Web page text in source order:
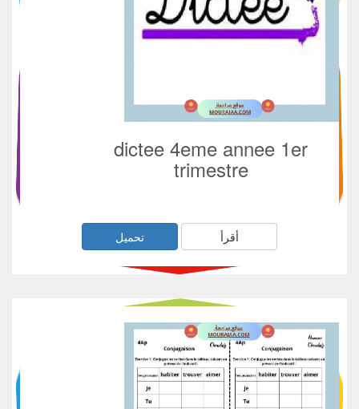
dictee 4eme annee 1er
trimestre
أقرأ تحميل